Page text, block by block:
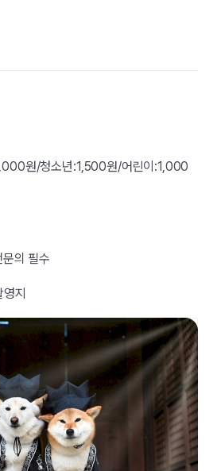
원/청소년:1,500원/어린이:1,000
의 필수
지